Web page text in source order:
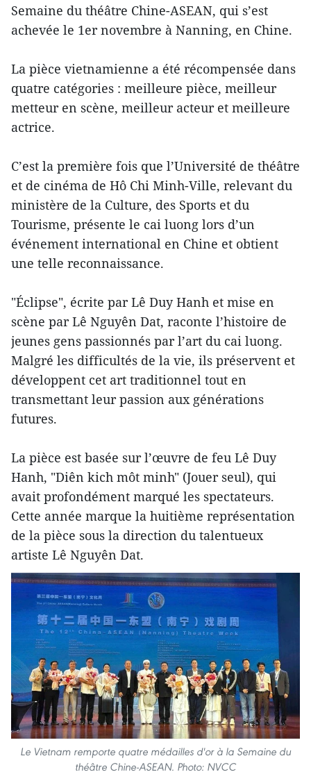
Semaine du théâtre Chine-ASEAN, qui s’est
achevée le 1er novembre à Nanning, en Chine.
La pièce vietnamienne a été récompensée dans
quatre catégories : meilleure pièce, meilleur
metteur en scène, meilleur acteur et meilleure
actrice.
C’est la première fois que l’Université de théâtre
et de cinéma de Hô Chi Minh-Ville, relevant du
ministère de la Culture, des Sports et du
Tourisme, présente le cai luong lors d’un
événement international en Chine et obtient
une telle reconnaissance.
"Éclipse", écrite par Lê Duy Hanh et mise en
scène par Lê Nguyên Dat, raconte l’histoire de
jeunes gens passionnés par l’art du cai luong.
Malgré les difficultés de la vie, ils préservent et
développent cet art traditionnel tout en
transmettant leur passion aux générations
futures.
La pièce est basée sur l’œuvre de feu Lê Duy
Hanh, "Diên kich môt minh" (Jouer seul), qui
avait profondément marqué les spectateurs.
Cette année marque la huitième représentation
de la pièce sous la direction du talentueux
artiste Lê Nguyên Dat.
Le Vietnam remporte quatre médailles d'or à la Semaine du
théâtre Chine-ASEAN. Photo: NVCC